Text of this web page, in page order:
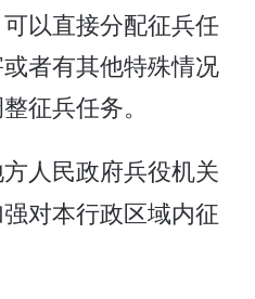
以直接分配征兵任
者有其他特殊情况
征兵任务。
人民政府兵役机关
对本行政区域内征